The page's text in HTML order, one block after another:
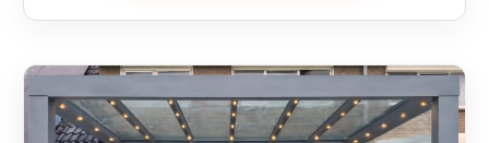
Bosnia and
Herzegovina
București